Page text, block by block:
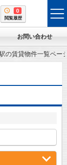
0
閲覧履歴
お問い合わせ
の賃貸物件一覧ペー